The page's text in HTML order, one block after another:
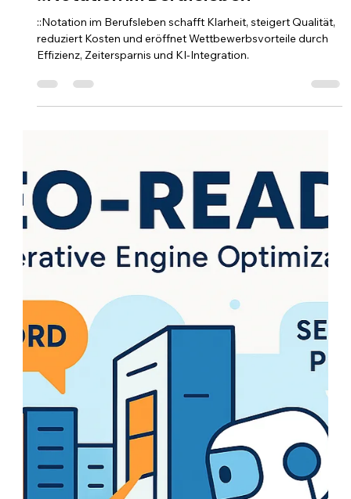
Joost Schloemer
2 Min. Lesezeit
::Notation im Berufsleben
::Notation im Berufsleben schafft Klarheit, steigert Qualität,
reduziert Kosten und eröffnet Wettbewerbsvorteile durch
Effizienz, Zeitersparnis und KI-Integration.